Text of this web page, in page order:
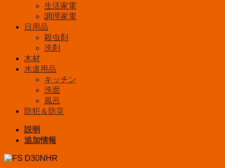
生活家電
調理家電
日用品
殺虫剤
洗剤
木材
水道用品
キッチン
洗面
風呂
防犯＆防災
説明
追加情報